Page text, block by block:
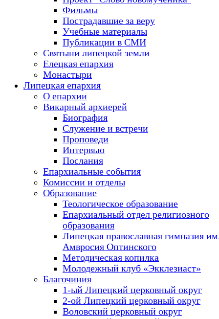
Фильмы
Пострадавшие за веру
Учебные материалы
Публикации в СМИ
Святыни липецкой земли
Елецкая епархия
Монастыри
Липецкая епархия
О епархии
Викарный архиерей
Биография
Служение и встречи
Проповеди
Интервью
Послания
Епархиальные события
Комиссии и отделы
Образование
Теологическое образование
Епархиальный отдел религиозного
образования
Липецкая православная гимназия
Амвросия Оптинского
Методическая копилка
Молодежный клуб «Экклезиаст»
Благочиния
1-ый Липецкий церковный округ
2-ой Липецкий церковный округ
Воловский церковный округ